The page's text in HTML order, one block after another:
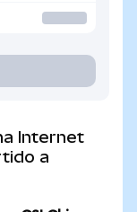
Internet
a